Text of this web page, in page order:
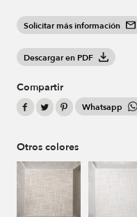
Solicitar más información
Descargar en PDF
Compartir
Whatsapp
Otros colores